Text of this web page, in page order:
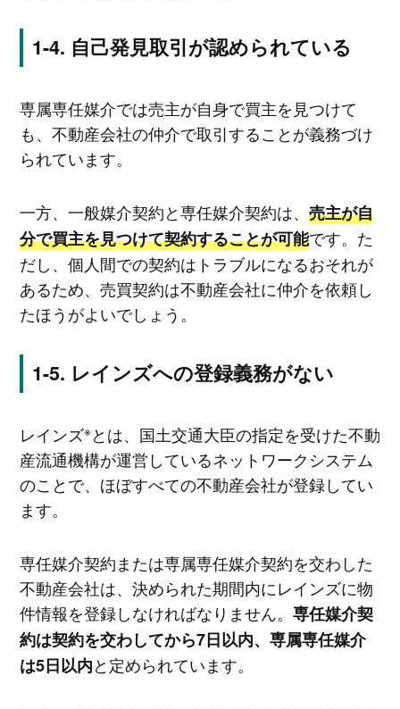
自己発見取引が認められている
専属専任媒介では売主が自身で買主を見つけて
も、不動産会社の仲介で取引することが義務づけ
られています。
一方、一般媒介契約と専任媒介契約は、 売主が自
分で買主を見つけて契約することが可能です。た
だし、個人間での契約はトラブルになるおそれが
あるため、売買契約は不動産会社に仲介を依頼し
たほうがよいでしょう。
レインズへの登録義務がない
レインズ※とは、国土交通大臣の指定を受けた不動
産流通機構が運営しているネットワークシステム
のことで、ほぼすべての不動産会社が登録してい
ます。
専任媒介契約または専属専任媒介契約を交わした
不動産会社は、決められた期間内にレインズに物
件情報を登録しなければなりません。 専任媒介契
約は契約を交わしてから7日以内、専属専任媒介
は5日以内と定められています。